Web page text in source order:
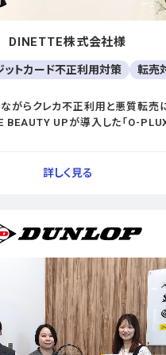
DINETTE株式会社様
ットカード不正利用対策 転売
がらクレカ不正利用と悪質転売
UPが導入した「O-PLUX